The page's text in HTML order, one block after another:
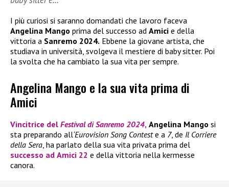
I più curiosi si saranno domandati che lavoro faceva
Angelina Mango prima del successo ad Amici e della
vittoria a Sanremo 2024. Ebbene la giovane artista, che
studiava in università, svolgeva il mestiere di baby sitter. Poi
la svolta che ha cambiato la sua vita per sempre.
Angelina Mango e la sua vita prima di
Amici
Vincitrice del Festival di Sanremo 2024, Angelina Mango si
sta preparando all‘Eurovision Song Conteste a 7, de Il Corriere
della Sera , ha parlato della sua vita privata prima del
successo ad Amici 22 e della vittoria nella kermesse
canora.